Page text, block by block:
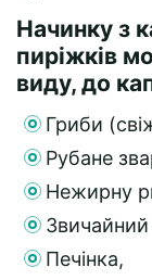
Начинку з
пиріжків
виду, до
Гриби
Рубане
Нежирну
Печінка,